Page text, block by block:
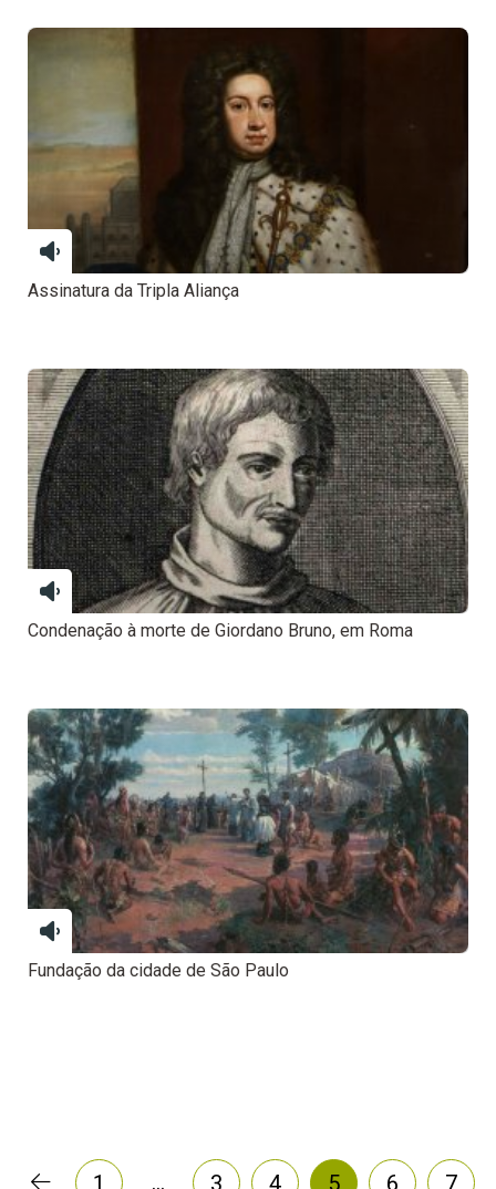
Assinatura da Tripla Aliança
Condenação à morte de Giordano Bruno, em Roma
Fundação da cidade de São Paulo
1 … 3 4 5 6 7